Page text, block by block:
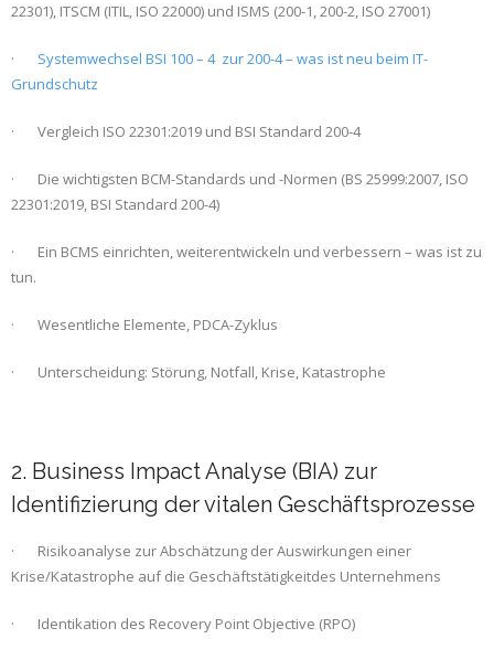
22301), ITSCM (ITIL, ISO 22000) und ISMS (200-1, 200-2, ISO 27001)
· Systemwechsel BSI 100 – 4 zur 200-4 – was ist neu beim IT-
Grundschutz
· Vergleich ISO 22301:2019 und BSI Standard 200-4
· Die wichtigsten BCM-Standards und -Normen (BS 25999:2007, ISO
22301:2019, BSI Standard 200-4)
· Ein BCMS einrichten, weiterentwickeln und verbessern – was ist zu
tun.
· Wesentliche Elemente, PDCA-Zyklus
· Unterscheidung: Störung, Notfall, Krise, Katastrophe
2. Business Impact Analyse (BIA) zur
Identifizierung der vitalen Geschäftsprozesse
· Risikoanalyse zur Abschätzung der Auswirkungen einer
Krise/Katastrophe auf die Geschäftstätigkeitdes Unternehmens
· Identikation des Recovery Point Objective (RPO)